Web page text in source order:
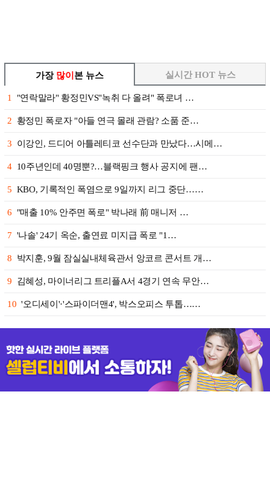
가장 많이 본 뉴스
1 "연락말라" 황정민VS"녹취 다 올려" 폭로녀 …
2 황정민 폭로자 "아들 연극 몰래 관람? 소품 준…
3 이강인, 드디어 아틀레티코 선수단과 만났다…시메…
4 10주년인데 40명뿐?…블랙핑크 행사 공지에 팬…
5 KBO, 기록적인 폭염으로 9일까지 리그 중단……
6 "매출 10% 안주면 폭로" 박나래 前 매니저 …
7 '나솔' 24기 옥순, 출연료 미지급 폭로 "1…
8 박지훈, 9월 잠실실내체육관서 앙코르 콘서트 개…
9 김혜성, 마이너리그 트리플A서 4경기 연속 무안…
10 '오디세이'·'스파이더맨4', 박스오피스 투톱……
실시간 HOT 뉴스